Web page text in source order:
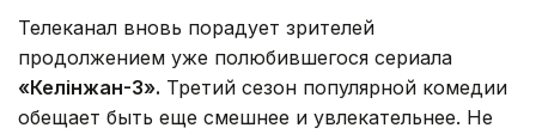
Телеканал вновь порадует зрителей
продолжением уже полюбившегося сериала
«Келінжан-3». Третий сезон популярной комедии
обещает быть еще смешнее и увлекательнее. Не